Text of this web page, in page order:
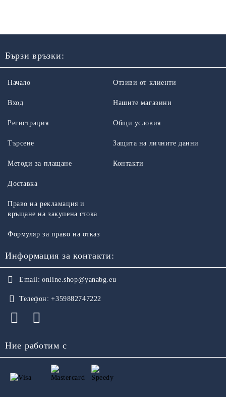
Бързи връзки:
Начало
Вход
Регистрация
Търсене
Отзиви от клиенти
Нашите магазини
Общи условия
Защита на личните данни
Методи за плащане
Доставка
Право на рекламация и
връщане на закупена стока
Формуляр за право на отказ
Контакти
Информация за контакти:
Email: online.shop@yanabg.eu
Телефон: +359882747222
Ние работим с